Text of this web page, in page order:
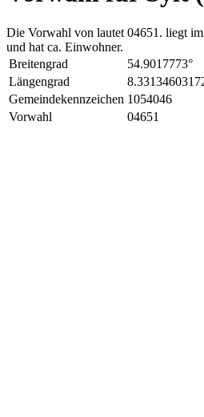
Die Vorwahl von lautet 04651. liegt
und hat ca. Einwohner.
Breitengrad
54.9017773°
Längengrad
Gemeindekennzeichen 1054046
Vorwahl
04651